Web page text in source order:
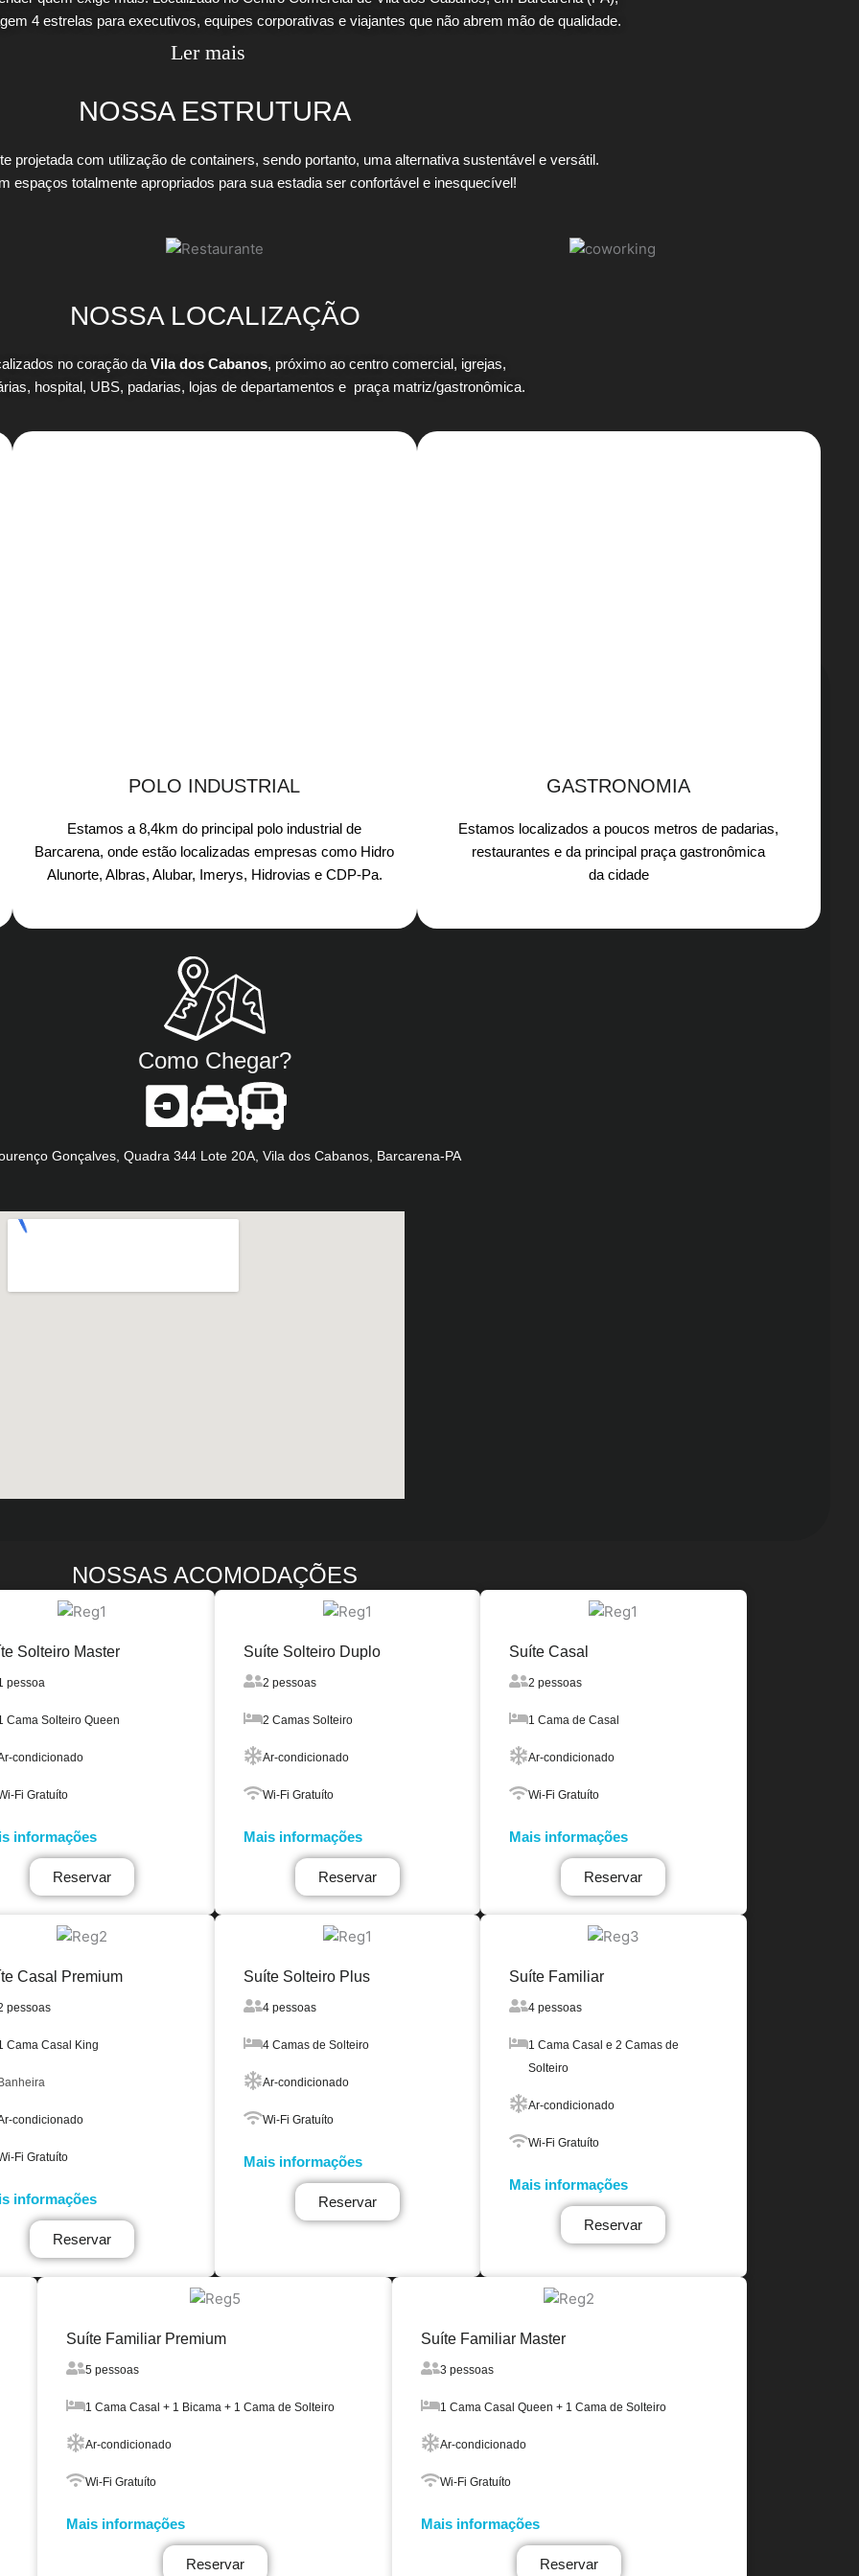
4 estrelas para executivos, equipes corporativas e viajantes que não abrem mão de qualidade.
Ler mais
NOSSA ESTRUTURA
projetada com utilização de containers, sendo portanto, uma alternativa sustentável e versátil.
espaços totalmente apropriados para sua estadia ser confortável e inesquecível!
NOSSA LOCALIZAÇÃO
no coração da Vila dos Cabanos, próximo ao centro comercial, igrejas,
hospital, UBS, padarias, lojas de departamentos e praça matriz/gastronômica.
POLO INDUSTRIAL
Estamos a 8,4km do principal polo industrial de
Barcarena, onde estão localizadas empresas como Hidro
Alunorte, Albras, Alubar, Imerys, Hidrovias e CDP-Pa.​
GASTRONOMIA
Estamos localizados a poucos metros de padarias,
restaurantes e da principal praça gastronômica
da cidade
Como Chegar?
Gonçalves, Quadra 344 Lote 20A, Vila dos Cabanos, Barcarena-PA
NOSSAS ACOMODAÇÕES
Solteiro Master
pessoa
Cama Solteiro Queen
condicionado
Fi Gratuíto
informações
Reservar
Suíte Solteiro Duplo
2 pessoas
2 Camas Solteiro
Ar-condicionado
Wi-Fi Gratuíto
Mais informações
Reservar
Suíte Casal
2 pessoas
1 Cama de Casal
Ar-condicionado
Wi-Fi Gratuíto
Mais informações
Reservar
Casal Premium
pessoas
Cama Casal King
condicionado
Fi Gratuíto
informações
Reservar
Suíte Solteiro Plus
4 pessoas
4 Camas de Solteiro
Ar-condicionado
Wi-Fi Gratuíto
Mais informações
Reservar
Suíte Familiar
4 pessoas
1 Cama Casal e 2 Camas de
Solteiro
Ar-condicionado
Wi-Fi Gratuíto
Mais informações
Reservar
Suíte Familiar Premium
5 pessoas
1 Cama Casal + 1 Bicama + 1 Cama de Solteiro
Ar-condicionado
Wi-Fi Gratuíto
Mais informações
Reservar
Suíte Familiar Master
3 pessoas
1 Cama Casal Queen + 1 Cama de Solteiro
Ar-condicionado
Wi-Fi Gratuíto
Mais informações
Reservar